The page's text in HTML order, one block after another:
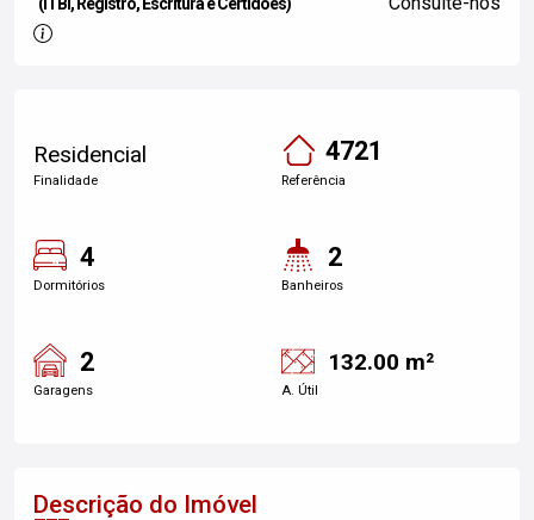
Residencial
Finalidade
4721
Referência
4
Dormitórios
2
Banheiros
2
Garagens
132.00 m²
A. Útil
Descrição do Imóvel